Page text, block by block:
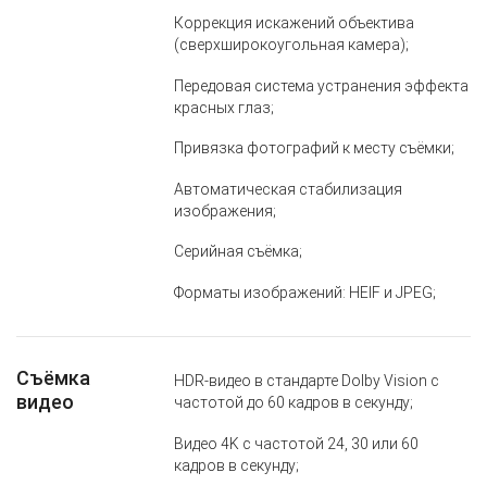
Коррекция искажений объектива
(сверхширокоугольная камера);
Передовая система устранения эффекта
красных глаз;
Привязка фотографий к месту съёмки;
Автоматическая стабилизация
изображения;
Серийная съёмка;
Форматы изображений: HEIF и JPEG;
Съёмка
видео
HDR‑видео в стандарте Dolby Vision с
частотой до 60 кадров в секунду;
Видео 4K с частотой 24, 30 или 60
кадров в секунду;